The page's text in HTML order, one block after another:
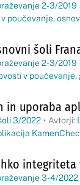
2-3/2019
poučevanje,
šoli
2-3/2019
v poučevanje,
in uporaba
3/2022 • Avtorji:
3-4/2022